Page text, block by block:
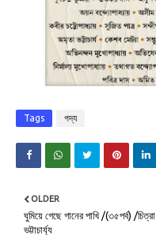
Tags গদ্য
OLDER
ঘুমিয়ে গেছে গানের পাখি /(৩৫পর্ব) /চিত্রা
ভট্টাচার্য্য